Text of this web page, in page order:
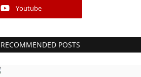
Youtube
RECOMMENDED POSTS